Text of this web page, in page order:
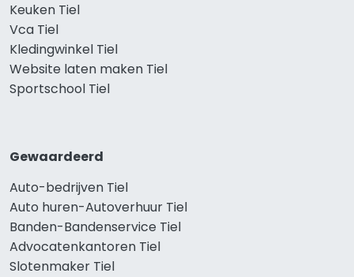
Keuken Tiel
Vca Tiel
Kledingwinkel Tiel
Website laten maken Tiel
Sportschool Tiel
Gewaardeerd
Auto-bedrijven Tiel
Auto huren-Autoverhuur Tiel
Banden-Bandenservice Tiel
Advocatenkantoren Tiel
Slotenmaker Tiel